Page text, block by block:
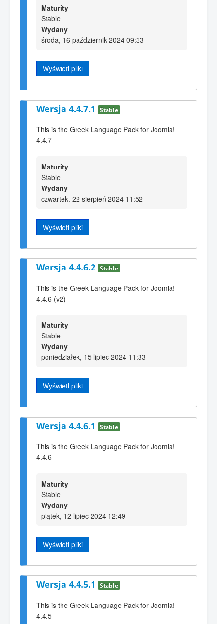
Maturity
Stable
Wydany
środa, 16 październik 2024 09:33
Wyświetl pliki
Wersja 4.4.7.1 Stable
This is the Greek Language Pack for Joomla!
4.4.7
Maturity
Stable
Wydany
czwartek, 22 sierpień 2024 11:52
Wyświetl pliki
Wersja 4.4.6.2 Stable
This is the Greek Language Pack for Joomla!
4.4.6 (v2)
Maturity
Stable
Wydany
poniedziałek, 15 lipiec 2024 11:33
Wyświetl pliki
Wersja 4.4.6.1 Stable
This is the Greek Language Pack for Joomla!
4.4.6
Maturity
Stable
Wydany
piątek, 12 lipiec 2024 12:49
Wyświetl pliki
Wersja 4.4.5.1 Stable
This is the Greek Language Pack for Joomla!
4.4.5